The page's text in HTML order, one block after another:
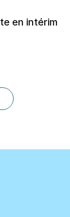
en intérim